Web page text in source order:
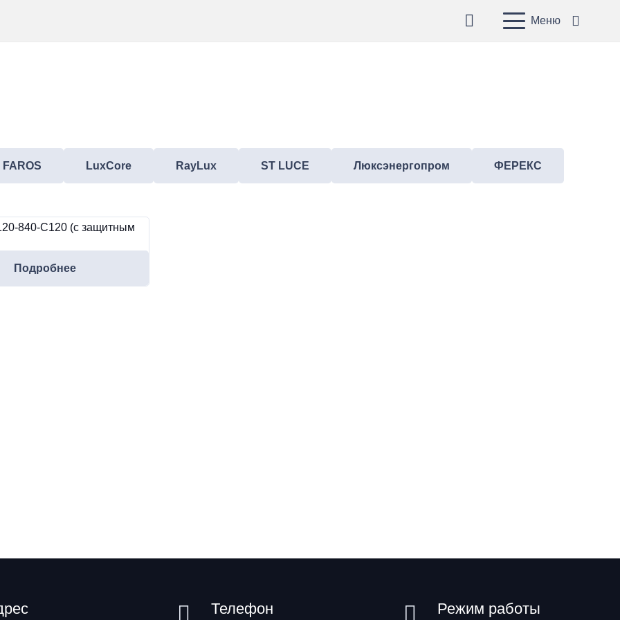
Меню
FAROS LuxCore RayLux ST LUCE Люксэнергопром ФЕРЕКС
840-C120 (с защитным
Подробнее
Телефон Режим работы